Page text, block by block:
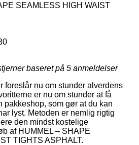
SEAMLESS HIGH WAIST
baseret på 5 anmeldelser
foreslår nu om stunder alverdens
er nu om stunder at få
pakkeshop, som gør at du kan
lyst. Metoden er nemlig rigtig
den mindst kostelige
af HUMMEL – SHAPE
TIGHTS ASPHALT.